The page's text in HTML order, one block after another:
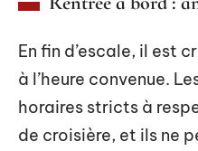
En fin d’escale, il est
à l’heure convenue.
horaires stricts à
de croisière, et ils ne